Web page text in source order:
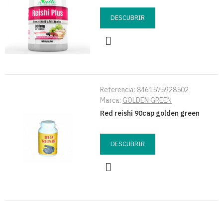
DESCUBRIR
Referencia: 8461575928502
Marca: GOLDEN GREEN
Red reishi 90cap golden green
DESCUBRIR